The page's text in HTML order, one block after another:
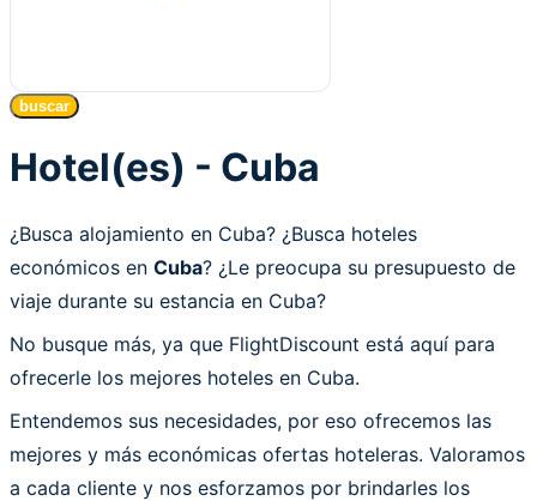
buscar
Hotel(es) - Cuba
¿Busca alojamiento en Cuba? ¿Busca hoteles
económicos en Cuba? ¿Le preocupa su presupuesto de
viaje durante su estancia en Cuba?
No busque más, ya que FlightDiscount está aquí para
ofrecerle los mejores hoteles en Cuba.
Entendemos sus necesidades, por eso ofrecemos las
mejores y más económicas ofertas hoteleras. Valoramos
a cada cliente y nos esforzamos por brindarles los